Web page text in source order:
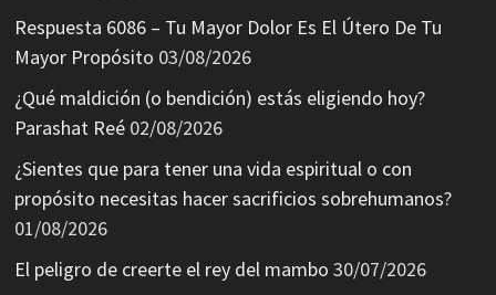
Respuesta 6086 – Tu Mayor Dolor Es El Útero De Tu
Mayor Propósito 03/08/2026
¿Qué maldición (o bendición) estás eligiendo hoy?
Parashat Reé 02/08/2026
¿Sientes que para tener una vida espiritual o con
propósito necesitas hacer sacrificios sobrehumanos?
01/08/2026
El peligro de creerte el rey del mambo 30/07/2026